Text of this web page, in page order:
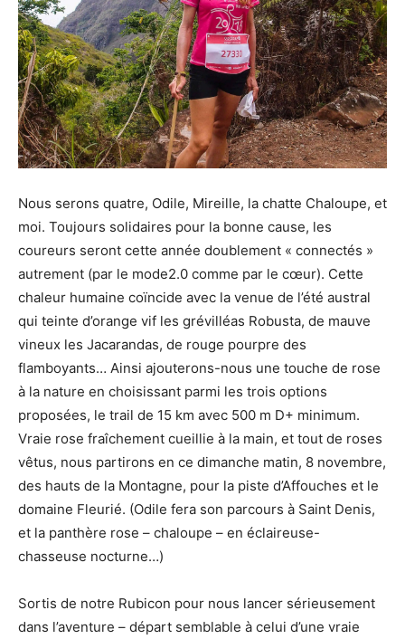
Nous serons quatre, Odile, Mireille, la chatte Chaloupe, et
moi. Toujours solidaires pour la bonne cause, les
coureurs seront cette année doublement « connectés »
autrement (par le mode2.0 comme par le cœur). Cette
chaleur humaine coïncide avec la venue de l’été austral
qui teinte d’orange vif les grévilléas Robusta, de mauve
vineux les Jacarandas, de rouge pourpre des
flamboyants… Ainsi ajouterons-nous une touche de rose
à la nature en choisissant parmi les trois options
proposées, le trail de 15 km avec 500 m D+ minimum.
Vraie rose fraîchement cueillie à la main, et tout de roses
vêtus, nous partirons en ce dimanche matin, 8 novembre,
des hauts de la Montagne, pour la piste d’Affouches et le
domaine Fleurié. (Odile fera son parcours à Saint Denis,
et la panthère rose – chaloupe – en éclaireuse-
chasseuse nocturne…)
Sortis de notre Rubicon pour nous lancer sérieusement
dans l’aventure – départ semblable à celui d’une vraie